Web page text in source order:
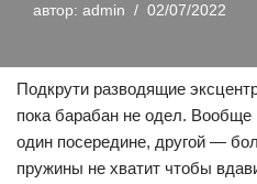
автор: admin 02/07/2022
Подкрути разводящие
пока барабан не одел. Вообще
один посередине, другой —
пружины не хватит чтобы